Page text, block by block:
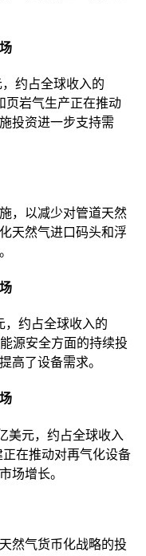
约占全球收入的
页岩气生产正在推动
投资进一步支持需
，以减少对管道天然
天然气进口码头和浮
，约占全球收入的
能源安全方面的持续投
高了设备​​需求。
美元，约占全球收入
在推动对再气化设备
场增长。
然气货币化战略的投